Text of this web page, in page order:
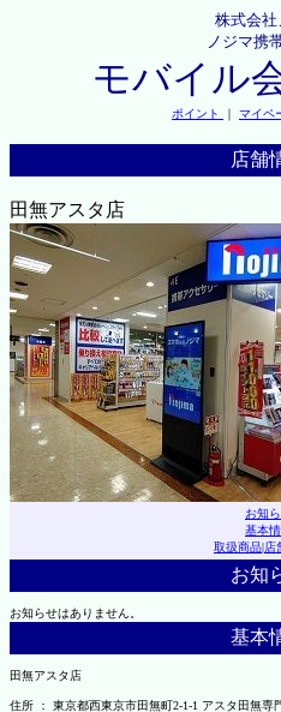
株式会社
ノジマ携
モバイル
ポイント ｜ マイペ
店舗
田無アスタ店
お知
基本
取扱商品|店
お知
お知らせはありません。
基本
田無アスタ店
住所 ： 東京都西東京市田無町2-1-1 アスタ田無専